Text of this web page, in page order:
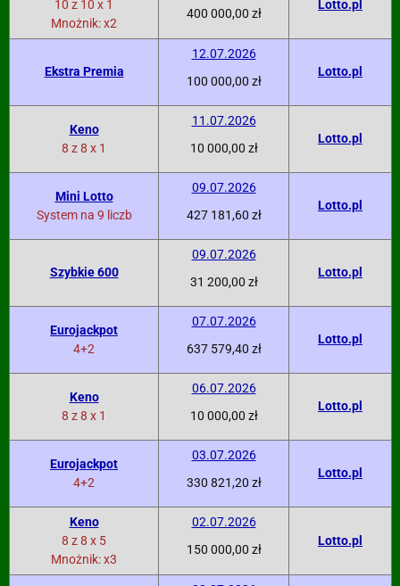
10 z 10 x 1
Mnożnik: x2
400 000,00 zł
Lotto.pl
Ekstra Premia
12.07.2026
100 000,00 zł
Lotto.pl
Keno
8 z 8 x 1
11.07.2026
10 000,00 zł
Lotto.pl
Mini Lotto
System na 9 liczb
09.07.2026
427 181,60 zł
Lotto.pl
Szybkie 600
09.07.2026
31 200,00 zł
Lotto.pl
Eurojackpot
4+2
07.07.2026
637 579,40 zł
Lotto.pl
Keno
8 z 8 x 1
06.07.2026
10 000,00 zł
Lotto.pl
Eurojackpot
4+2
03.07.2026
330 821,20 zł
Lotto.pl
Keno
8 z 8 x 5
Mnożnik: x3
02.07.2026
150 000,00 zł
Lotto.pl